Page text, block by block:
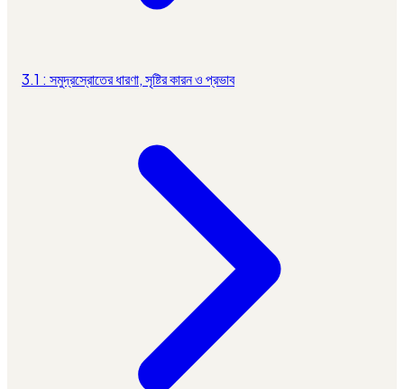
3.1 : সমুদ্রস্রোতের ধারণা, সৃষ্টির কারন ও প্রভাব